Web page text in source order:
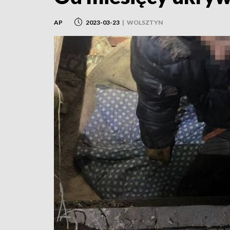
AP 2023-03-23 | WOLSZTYN